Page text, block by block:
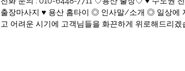
출장마사지 ♥ 용산 홈타이 ◎ 인사말/소개 ◎ 일상에
고 어려운 시기에 고객님들을 화끈하게 위로해드리겠습니